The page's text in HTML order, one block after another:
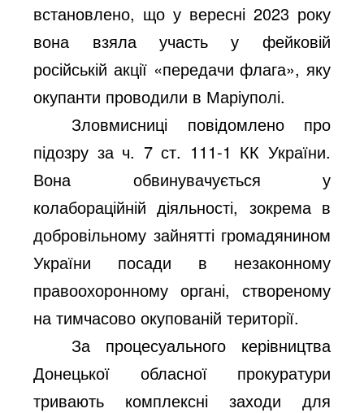
встановлено, що у вересні 2023 року
вона взяла участь у фейковій
російській акції «передачи флага», яку
окупанти проводили в Маріуполі.
Зловмисниці повідомлено про
підозру зач. 7 ст. 111-1 КК України.
Вона обвинувачується у
колабораційній діяльності, зокрема в
добровільному зайнятті громадянином
України посади в незаконному
правоохоронному органі, створеному
на тимчасово окупованій території.
За процесуального керівництва
Донецької обласної прокуратури
тривають комплексні заходи для